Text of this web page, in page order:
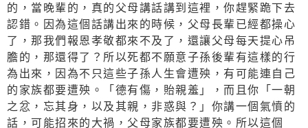
的，當晚輩的，真的父母講話講到這裡，你趕緊跪下去
認錯。因為這個話講出來的時候，父母長輩已經都操心
了，那我們報恩孝敬都來不及了，還讓父母每天提心吊
膽的，那還得了？所以死都不願意子孫後輩有這樣的行
為出來，因為不只這些子孫人生會遭殃，有可能連自己
的家族都要遭殃。「德有傷，貽親羞」，而且你「一朝
之忿，忘其身，以及其親，非惑與？」你講一個氣憤的
話，可能招來的大禍，父母家族都要遭殃。所以這個